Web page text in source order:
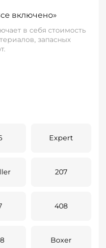
включено»
в себя стоимость
запасных
Expert
207
408
Boxer